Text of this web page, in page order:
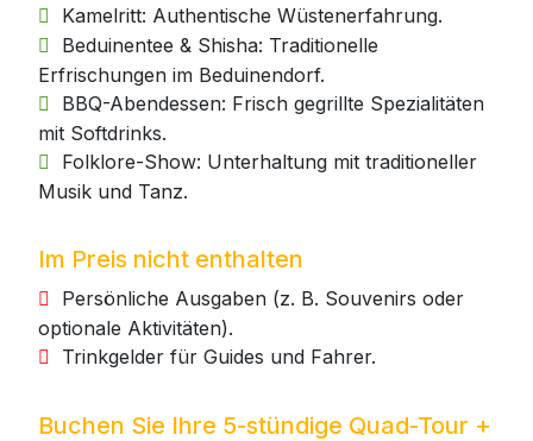
Kamelritt: Authentische Wüstenerfahrung.
Beduinentee & Shisha: Traditionelle
Erfrischungen im Beduinendorf.
BBQ-Abendessen: Frisch gegrillte Spezialitäten
mit Softdrinks.
Folklore-Show: Unterhaltung mit traditioneller
Musik und Tanz.
Im Preis nicht enthalten
Persönliche Ausgaben (z. B. Souvenirs oder
optionale Aktivitäten).
Trinkgelder für Guides und Fahrer.
Buchen Sie Ihre 5-stündige Quad-Tour +